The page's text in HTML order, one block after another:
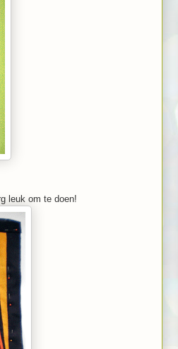
leuk om te doen!